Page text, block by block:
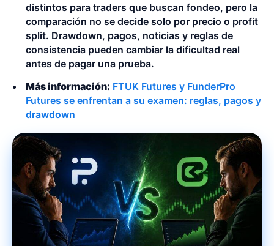
distintos para traders que buscan fondeo, pero la
comparación no se decide solo por precio o profit
split. Drawdown, pagos, noticias y reglas de
consistencia pueden cambiar la dificultad real
antes de pagar una prueba.
Más información: FTUK Futures y FunderPro
Futures se enfrentan a su examen: reglas, pagos y
drawdown